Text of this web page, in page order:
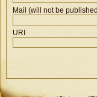
Mail (will not be
URI